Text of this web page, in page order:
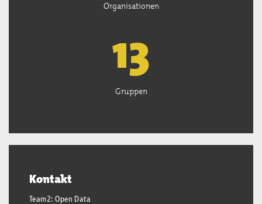
Organisationen
13
Gruppen
Kontakt
Team2: Open Data